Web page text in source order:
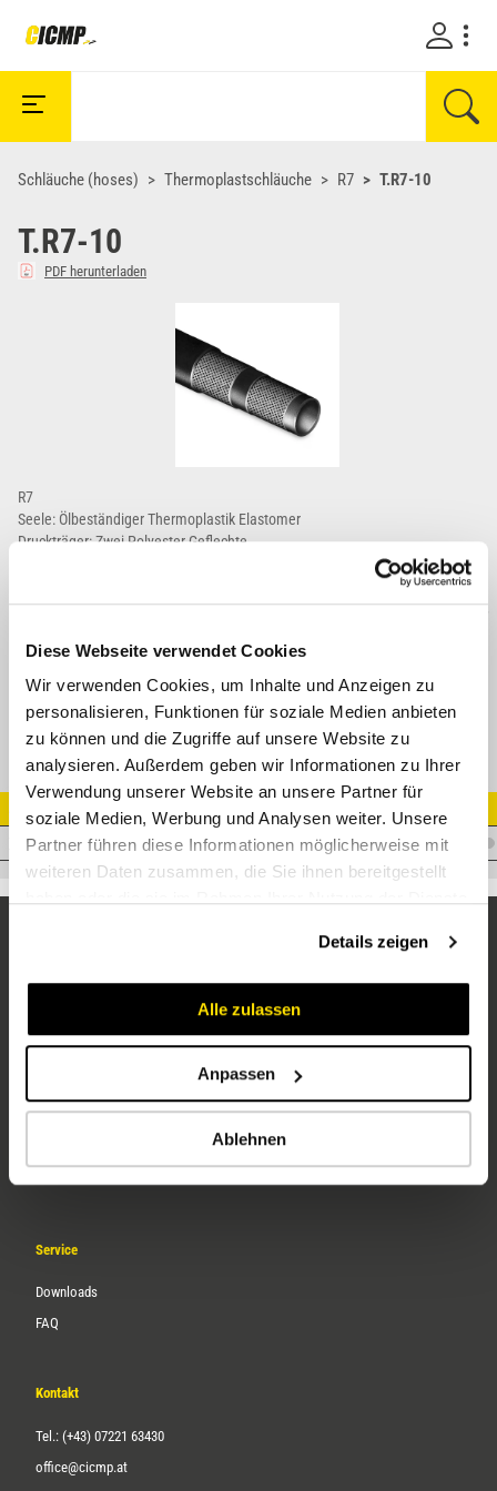
Diese Webseite verwendet Cookies
Wir verwenden Cookies, um Inhalte und Anzeigen zu
personalisieren, Funktionen für soziale Medien anbieten
zu können und die Zugriffe auf unsere Website zu
analysieren. Außerdem geben wir Informationen zu Ihrer
Verwendung unserer Website an unsere Partner für
soziale Medien, Werbung und Analysen weiter. Unsere
Partner führen diese Informationen möglicherweise mit
weiteren Daten zusammen, die Sie ihnen bereitgestellt
Details zeigen
Alle zulassen
Anpassen
Ablehnen
Schläuche (hoses) Thermoplastschläuche R7 T.R7-10
T.R7-10
PDF herunterladen
R7
Seele: Ölbeständiger Thermoplastik Elastomer
Druckträger: Zwei Polyester Geflechte
Decke: Thermoplastik Elastomer mit hoher Ozon- und Abriebbeständigkeit.
Empfohlene Medien: Mineralöl, Bioöl, ASTM1, ASTM3, Öl auf Polyglykolbasis,
Artikel Nr.
T.R7-10
Unternehmen
Service
Downloads
FAQ
Kontakt
Tel.: (+43) 07221 63430
office@cicmp.at